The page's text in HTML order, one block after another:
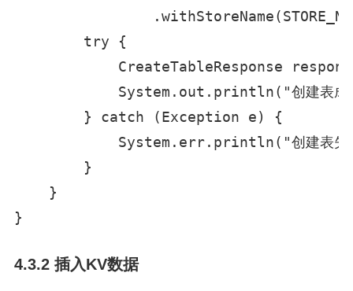
        try {
CreateTableResponse
System.out.println("创建表
        } catch (Exception e) {
System.err.println("创建表
        }
    }
}
4.3.2 插入KV数据